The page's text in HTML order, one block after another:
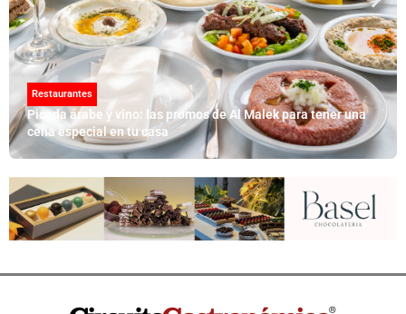
Restaurantes
Picada árabe y vino: las promos de Al Malek para tener una
cena especial en tu casa